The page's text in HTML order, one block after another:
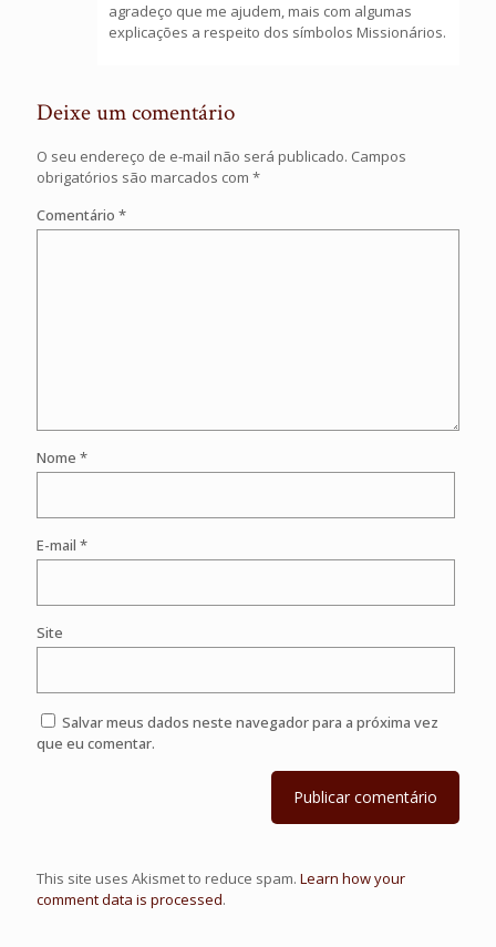
agradeço que me ajudem, mais com algumas
explicações a respeito dos símbolos Missionários.
Deixe um comentário
O seu endereço de e-mail não será publicado. Campos
obrigatórios são marcados com *
Comentário *
Nome *
E-mail *
Site
Salvar meus dados neste navegador para a próxima vez
que eu comentar.
This site uses Akismet to reduce spam. Learn how your
comment data is processed.